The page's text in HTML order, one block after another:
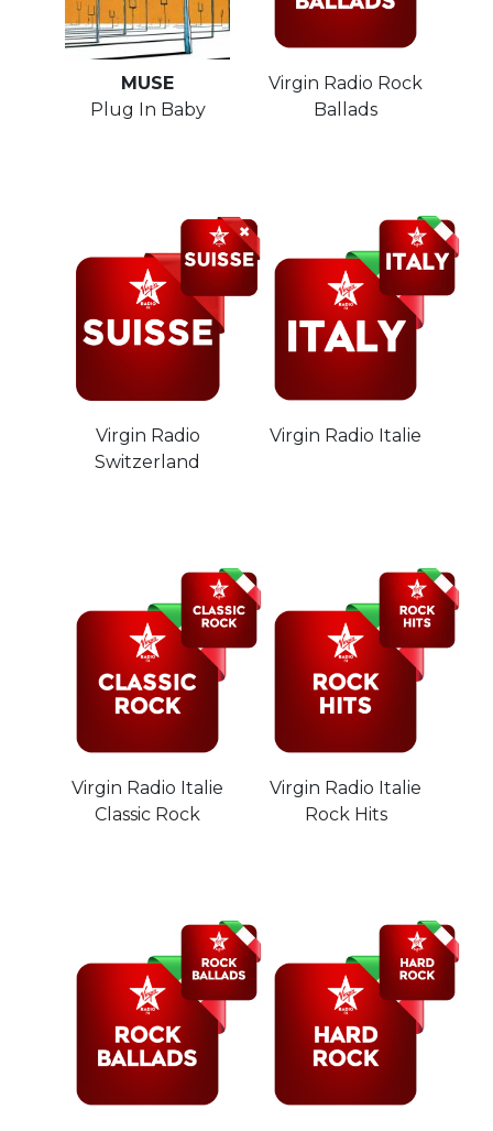
MUSE
Plug In Baby
Virgin Radio Rock
Ballads
Virgin Radio
Switzerland
Virgin Radio Italie
Virgin Radio Italie
Classic Rock
Virgin Radio Italie
Rock Hits